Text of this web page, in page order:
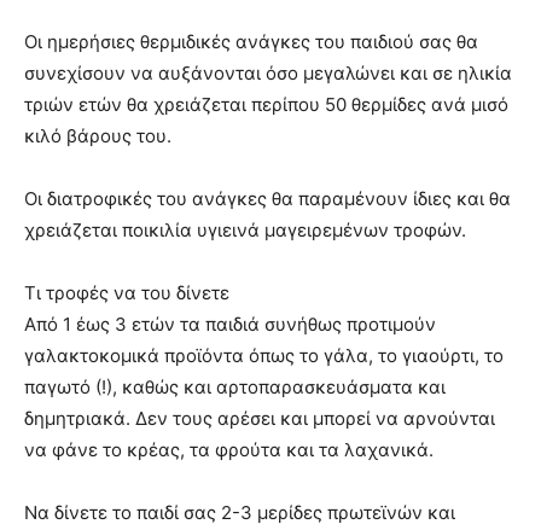
Οι ημερήσιες θερμιδικές ανάγκες του παιδιού σας θα
συνεχίσουν να αυξάνονται όσο μεγαλώνει και σε ηλικία
τριών ετών θα χρειάζεται περίπου 50 θερμίδες ανά μισό
κιλό βάρους του.
Οι διατροφικές του ανάγκες θα παραμένουν ίδιες και θα
χρειάζεται ποικιλία υγιεινά μαγειρεμένων τροφών.
Τι τροφές να του δίνετε
Από 1 έως 3 ετών τα παιδιά συνήθως προτιμούν
γαλακτοκομικά προϊόντα όπως το γάλα, το γιαούρτι, το
παγωτό (!), καθώς και αρτοπαρασκευάσματα και
δημητριακά. Δεν τους αρέσει και μπορεί να αρνούνται
να φάνε το κρέας, τα φρούτα και τα λαχανικά.
Να δίνετε το παιδί σας 2-3 μερίδες πρωτεϊνών και